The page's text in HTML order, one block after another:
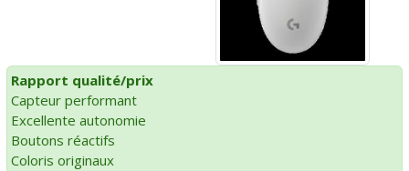
Rapport qualité/prix
Capteur performant
Excellente autonomie
Boutons réactifs
Coloris originaux